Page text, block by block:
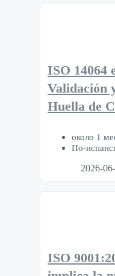
ISO 14064
Validación
Huella de
около 1
По-
2026-
ISO